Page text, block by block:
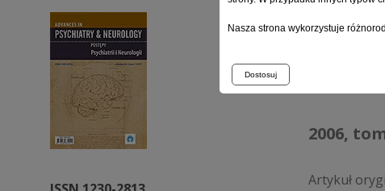
Strona
2006,
Artykuł
Nasza strona wykorzystuje
Dostosuj